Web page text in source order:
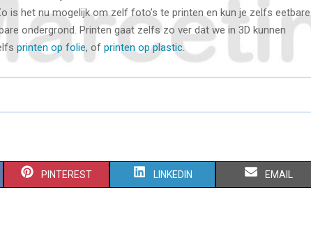
is het nu mogelijk om zelf foto’s te printen en kun je zelfs eetbare
ondergrond. Printen gaat zelfs zo ver dat we in 3D kunnen
printen op folie, of printen op plastic.
S
PINTEREST S
LINKEDIN S
EMAIL